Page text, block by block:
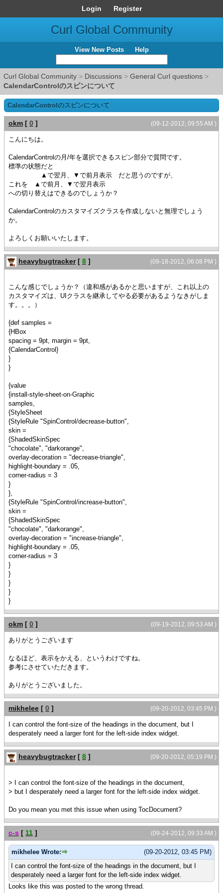
Login Register
Curl Global Community
View New Posts Help
Curl Global Community > Discussions > General Curl questions >
CalendarControlのスピンについて
CalendarControlのスピンについて
(09-12-2012, 09:55 AM )
okm [ 0 ]
こんにちは。
CalendarControlの月/年を選択できるスピン部分で質問です。
標準の状態だと
▲で翌月、▼で前月表示 だと思うのですが、
これを ▲で前月、▼で翌月表示
への切り替えはできるのでしょうか？
CalendarControlのカスタマイズクラスを作成しないと無理でしょう
か。
よろしくお願いいたします。
(09-18-2012, 06:08 PM )
heavybugtracker [ 8 ]
こんな感じでしょうか？（違和感があるかと思いますが、これ以上の
カスタマイズは、UIクラスを継承してやる必要があるようなきがしま
す。。。）
{def samples =
{HBox
spacing = 9pt, margin = 9pt,
{CalendarControl}
}
}
{value
{install-style-sheet-on-Graphic
samples,
{StyleSheet
{StyleRule "SpinControl/decrease-button",
skin =
{ShadedSkinSpec
"chocolate", "darkorange",
overlay-decoration = "decrease-triangle",
highlight-boundary = .05,
corner-radius = 3
}
},
{StyleRule "SpinControl/increase-button",
skin =
{ShadedSkinSpec
"chocolate", "darkorange",
overlay-decoration = "increase-triangle",
highlight-boundary = .05,
corner-radius = 3
}
}
}
}
}
(09-19-2012, 09:53 AM )
okm [ 0 ]
ありがとうございます
なるほど、表示をかえる、というわけですね。
参考にさせていただきます。
ありがとうございました。
(09-20-2012, 03:45 PM )
mikhelee [ 0 ]
I can control the font-size of the headings in the document, but I
desperately need a larger font for the left-side index widget.
(09-20-2012, 05:19 PM )
heavybugtracker [ 8 ]
> I can control the font-size of the headings in the document,
> but I desperately need a larger font for the left-side index widget.
Do you mean you met this issue when using TocDocument?
(09-24-2012, 09:33 AM )
c-s [ 11 ]
(09-20-2012, 03:45 PM)
mikhelee Wrote:
I can control the font-size of the headings in the document, but I
desperately need a larger font for the left-side index widget.
Looks like this was posted to the wrong thread.